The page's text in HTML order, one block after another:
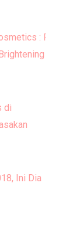
: FW
di
Ini Dia